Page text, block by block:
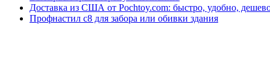
Доставка из США от Pochtoy.com: быстро, удобно,
Профнастил с8 для забора или обивки здания